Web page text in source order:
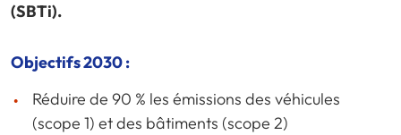
(SBTi).
Objectifs 2030 :
Réduire de 90 % les émissions des véhicules
(scope 1) et des bâtiments (scope 2)